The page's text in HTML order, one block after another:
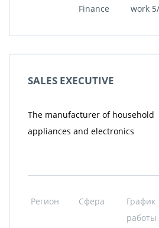
Finance work
SALES EXECUTIVE
The manufacturer of household
appliances and electronics
Регион Сфера
График
работы